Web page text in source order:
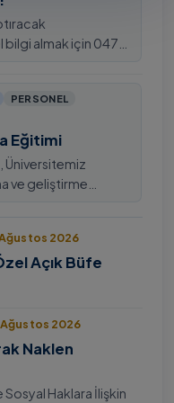
almak için 0478
PERSONEL
Eğitimi
Üniversitemiz
ve geliştirme
2026
Açık Büfe
2026
Naklen
Sosyal Haklara İlişkin